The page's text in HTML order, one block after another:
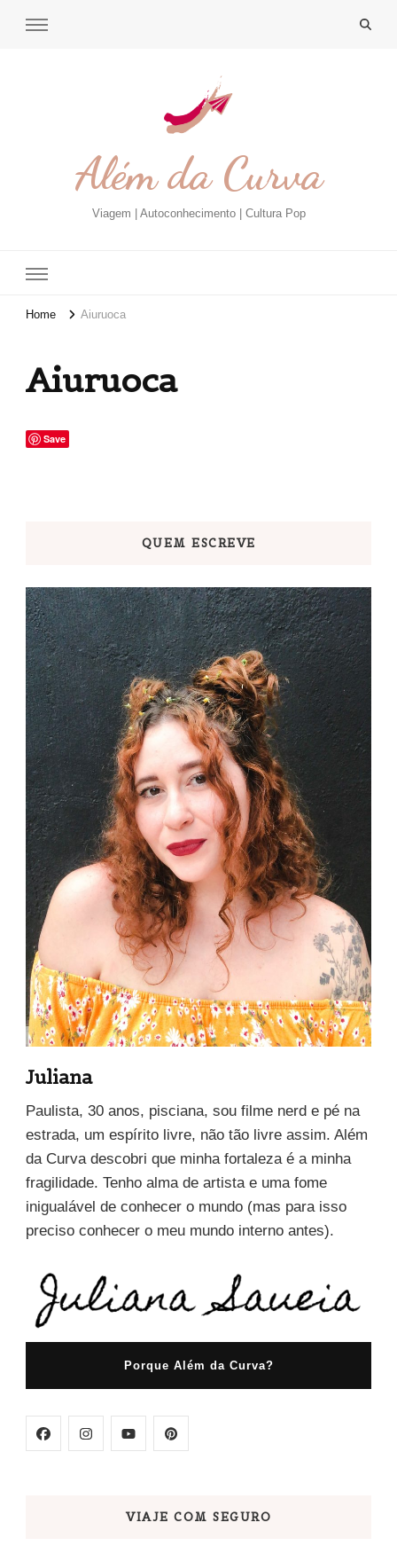
Além da Curva
Viagem | Autoconhecimento | Cultura Pop
Home Aiuruoca
Aiuruoca
Save
QUEM ESCREVE
Juliana
Paulista, 30 anos, pisciana, sou filme nerd e pé na
estrada, um espírito livre, não tão livre assim. Além
da Curva descobri que minha fortaleza é a minha
fragilidade. Tenho alma de artista e uma fome
inigualável de conhecer o mundo (mas para isso
preciso conhecer o meu mundo interno antes).
Porque Além da Curva?
VIAJE COM SEGURO